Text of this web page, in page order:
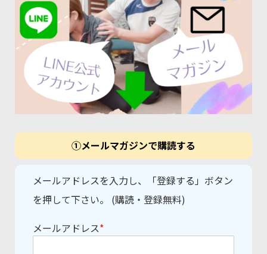
①メールマガジンで購読する
メールアドレスを入力し、「登録する」ボタン
を押して下さい。 (購読・登録無料)
メールアドレス*